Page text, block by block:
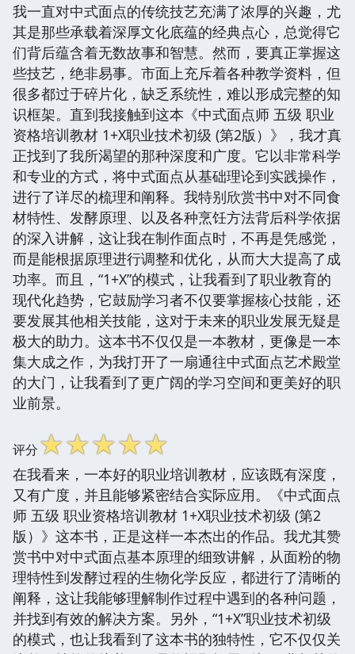
我一直对中式面点的传统技艺充满了浓厚的兴趣，尤
其是那些承载着深厚文化底蕴的经典点心，总觉得它
们背后蕴含着无数故事和智慧。然而，要真正掌握这
些技艺，绝非易事。市面上充斥着各种教学资料，但
很多都过于碎片化，缺乏系统性，难以形成完整的知
识框架。直到我接触到这本《中式面点师 五级 职业
资格培训教材 1+X职业技术初级 (第2版）》，我才真
正找到了我所渴望的那种深度和广度。它以非常科学
和专业的方式，将中式面点从基础理论到实践操作，
进行了详尽的梳理和阐释。我特别欣赏书中对不同食
材特性、发酵原理、以及各种烹饪方法背后科学依据
的深入讲解，这让我在制作面点时，不再是凭感觉，
而是能根据原理进行调整和优化，从而大大提高了成
功率。而且，“1+X”的模式，让我看到了职业教育的
现代化趋势，它鼓励学习者不仅要掌握核心技能，还
要发展其他相关技能，这对于未来的职业发展无疑是
极大的助力。这本书不仅仅是一本教材，更像是一本
集大成之作，为我打开了一扇通往中式面点艺术殿堂
的大门，让我看到了更广阔的学习空间和更美好的职
业前景。
评分☆☆☆☆☆
在我看来，一本好的职业培训教材，应该既有深度，
又有广度，并且能够紧密结合实际应用。《中式面点
师 五级 职业资格培训教材 1+X职业技术初级 (第2
版）》这本书，正是这样一本杰出的作品。我尤其赞
赏书中对中式面点基本原理的细致讲解，从面粉的物
理特性到发酵过程的生物化学反应，都进行了清晰的
阐释，这让我能够理解制作过程中遇到的各种问题，
并找到有效的解决方案。另外，“1+X”职业技术初级
的模式，也让我看到了这本书的独特性，它不仅仅关